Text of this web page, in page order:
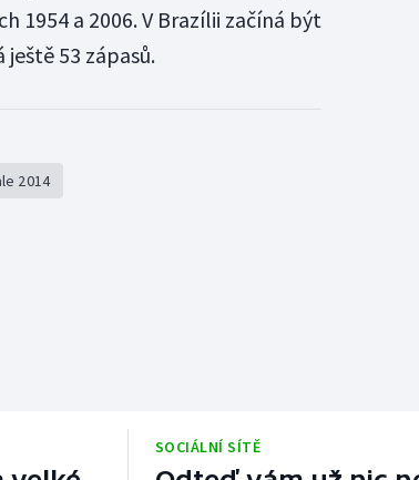
1954 a 2006. V Brazílii začíná být
53 zápasů.
2014
SOCIÁLNÍ SÍTĚ